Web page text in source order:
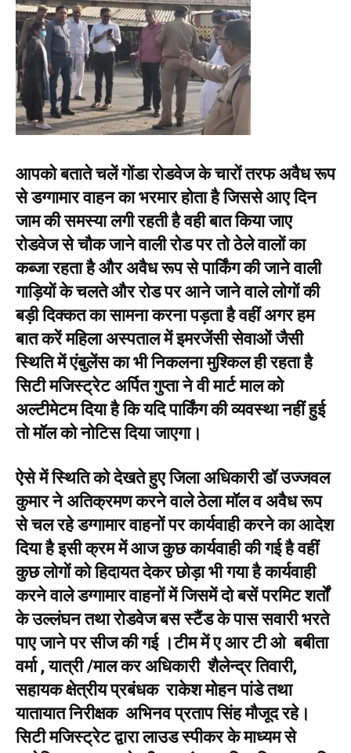
आपको बताते चलें गोंडा रोडवेज के चारों तरफ अवैध रूप
से डग्गामार वाहन का भरमार होता है जिससे आए दिन
जाम की समस्या लगी रहती है वही बात किया जाए
रोडवेज से चौक जाने वाली रोड पर तो ठेले वालों का
कब्जा रहता है और अवैध रूप से पार्किंग की जाने वाली
गाड़ियों के चलते और रोड पर आने जाने वाले लोगों की
बड़ी दिक्कत का सामना करना पड़ता है वहीं अगर हम
बात करें महिला अस्पताल में इमरजेंसी सेवाओं जैसी
स्थिति में एंबुलेंस का भी निकलना मुश्किल ही रहता है
सिटी मजिस्ट्रेट अर्पित गुप्ता ने वी मार्ट माल को
अल्टीमेटम दिया है कि यदि पार्किंग की व्यवस्था नहीं हुई
तो मॉल को नोटिस दिया जाएगा।
ऐसे में स्थिति को देखते हुए जिला अधिकारी डॉ उज्जवल
कुमार ने अतिक्रमण करने वाले ठेला मॉल व अवैध रूप
से चल रहे डग्गामार वाहनों पर कार्यवाही करने का आदेश
दिया है इसी क्रम में आज कुछ कार्यवाही की गई है वहीं
कुछ लोगों को हिदायत देकर छोड़ा भी गया है कार्यवाही
करने वाले डग्गामार वाहनों में जिसमें दो बसें परमिट शर्तों
के उल्लंघन तथा रोडवेज बस स्टैंड के पास सवारी भरते
पाए जाने पर सीज की गई ।टीम में ए आर टी ओ बबीता
वर्मा , यात्री /माल कर अधिकारी शैलेन्द्र तिवारी,
सहायक क्षेत्रीय प्रबंधक राकेश मोहन पांडे तथा
यातायात निरीक्षक अभिनव प्रताप सिंह मौजूद रहे।
सिटी मजिस्ट्रेट द्वारा लाउड स्पीकर के माध्यम से